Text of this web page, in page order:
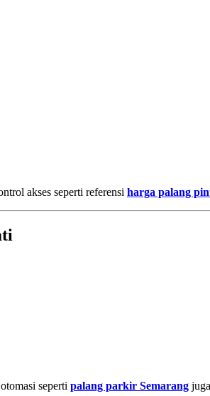
akses seperti referensi harga palang
seperti palang parkir Semarang